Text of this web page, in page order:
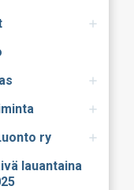
ry
lauantaina